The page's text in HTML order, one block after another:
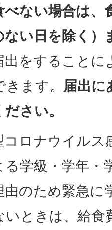
べない場合は、
ない日を除く）
出をすることに
ます。 届出に
さい。
コロナウイルス
学級・学年・
由のため緊急に
いときは、給食